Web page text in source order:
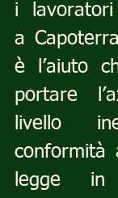
i  lavoratori
a
è l’aiuto
portare
livello
conformità
legge